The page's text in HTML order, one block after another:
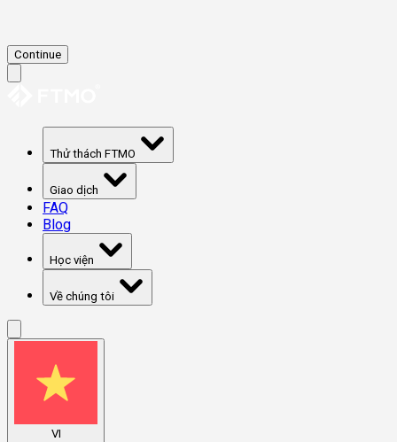
Continue
Thử thách FTMO
Giao dịch
FAQ
Blog
Học viện
Về chúng tôi
VI